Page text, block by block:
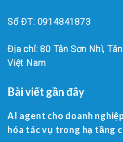
Số ĐT: 0914841873
Địa chỉ: 80 Tân Sơn Nhì,
Việt Nam
Bài viết gần đây
AI agent cho doanh
hóa tác vụ trong hạ tầng